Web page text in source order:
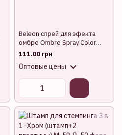
Beleon спрей для эфекта
омбре Ombre Spray Color
№02, 10гр -Black
111.00 грн
Оптовые цены